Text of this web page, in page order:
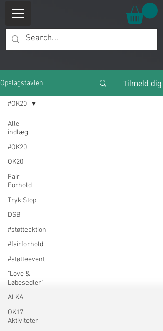
Opslagstavlen Tilmeld dig
Alle
indlæg
#OK20
OK20
Fair
Forhold
Tryk Stop
DSB
#støtteaktion
#fairforhold
#støtteevent
"Love &
Løbesedler"
ALKA
OK17
Aktiviteter
#OK20